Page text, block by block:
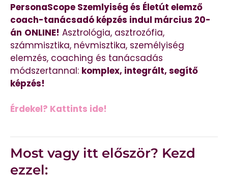
PersonaScope Szemlyiség és Életút elemző
coach-tanácsadó képzés indul március 20-
án ONLINE! Asztrológia, asztrozófia,
számmisztika, névmisztika, személyiség
elemzés, coaching és tanácsadás
módszertannal: komplex, integrált, segítő
képzés!
Érdekel? Kattints ide!
Most vagy itt először? Kezd
ezzel: